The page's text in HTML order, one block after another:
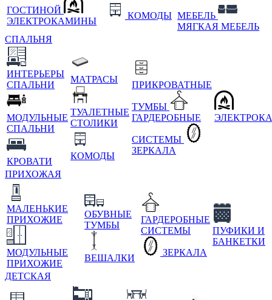
ГОСТИНОЙ
ЭЛЕКТРОКАМИНЫ
КОМОДЫ МЕБЕЛЬ
МЯГКАЯ МЕБЕЛЬ
СПАЛЬНЯ
ИНТЕРЬЕРЫ
СПАЛЬНИ
МОДУЛЬНЫЕ
СПАЛЬНИ
КРОВАТИ
МАТРАСЫ
ТУАЛЕТНЫЕ
СТОЛИКИ
КОМОДЫ
ПРИКРОВАТНЫЕ
ТУМБЫ
ГАРДЕРОБНЫЕ
СИСТЕМЫ
ЗЕРКАЛА
ПРИХОЖАЯ
МАЛЕНЬКИЕ
ПРИХОЖИЕ
МОДУЛЬНЫЕ
ПРИХОЖИЕ
ОБУВНЫЕ
ТУМБЫ
ВЕШАЛКИ
ГАРДЕРОБНЫЕ
СИСТЕМЫ
ЗЕРКАЛА
ПУФИКИ И
БАНКЕТКИ
ДЕТСКАЯ